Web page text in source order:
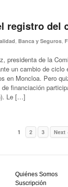
registro del
Banca y Seguros
presidenta de la
un cambio de ciclo
en Moncloa. Pero
financiación
Le […]
1 2 3 Next
Quiénes Somos
Suscripción